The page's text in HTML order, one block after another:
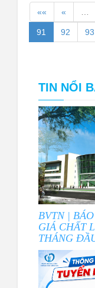
«« « …
91 92 93
TIN NỔI
BVTN |
GIÁ CHẤT
THÁNG